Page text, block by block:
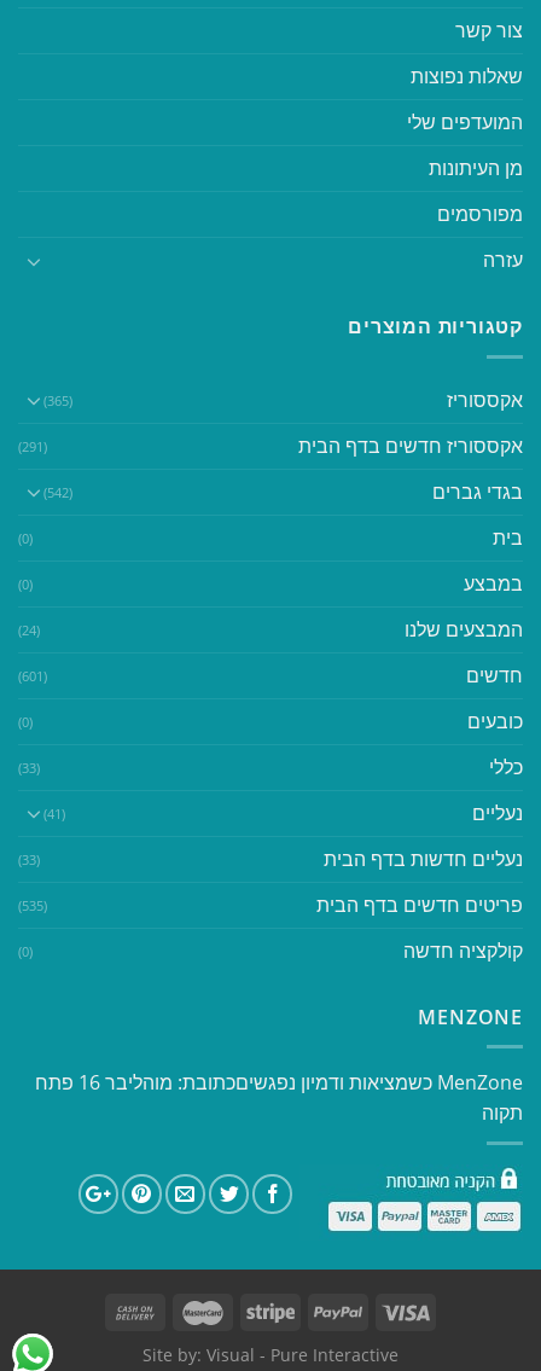
צור קשר
שאלות נפוצות
המועדפים שלי
מן העיתונות
מפורסמים
עזרה
קטגוריות המוצרים
אקססוריז (365)
אקססוריז חדשים בדף הבית (291)
בגדי גברים (542)
בית (0)
במבצע (0)
המבצעים שלנו (24)
חדשים (601)
כובעים (0)
כללי (33)
נעליים (41)
נעליים חדשות בדף הבית (33)
פריטים חדשים בדף הבית (535)
קולקציה חדשה (0)
MENZONE
​​MenZone כשמציאות ודמיון נפגשים​ כתובת: מוהליבר 16 פתח
תקוה
Site by: Visual - Pure Interactive